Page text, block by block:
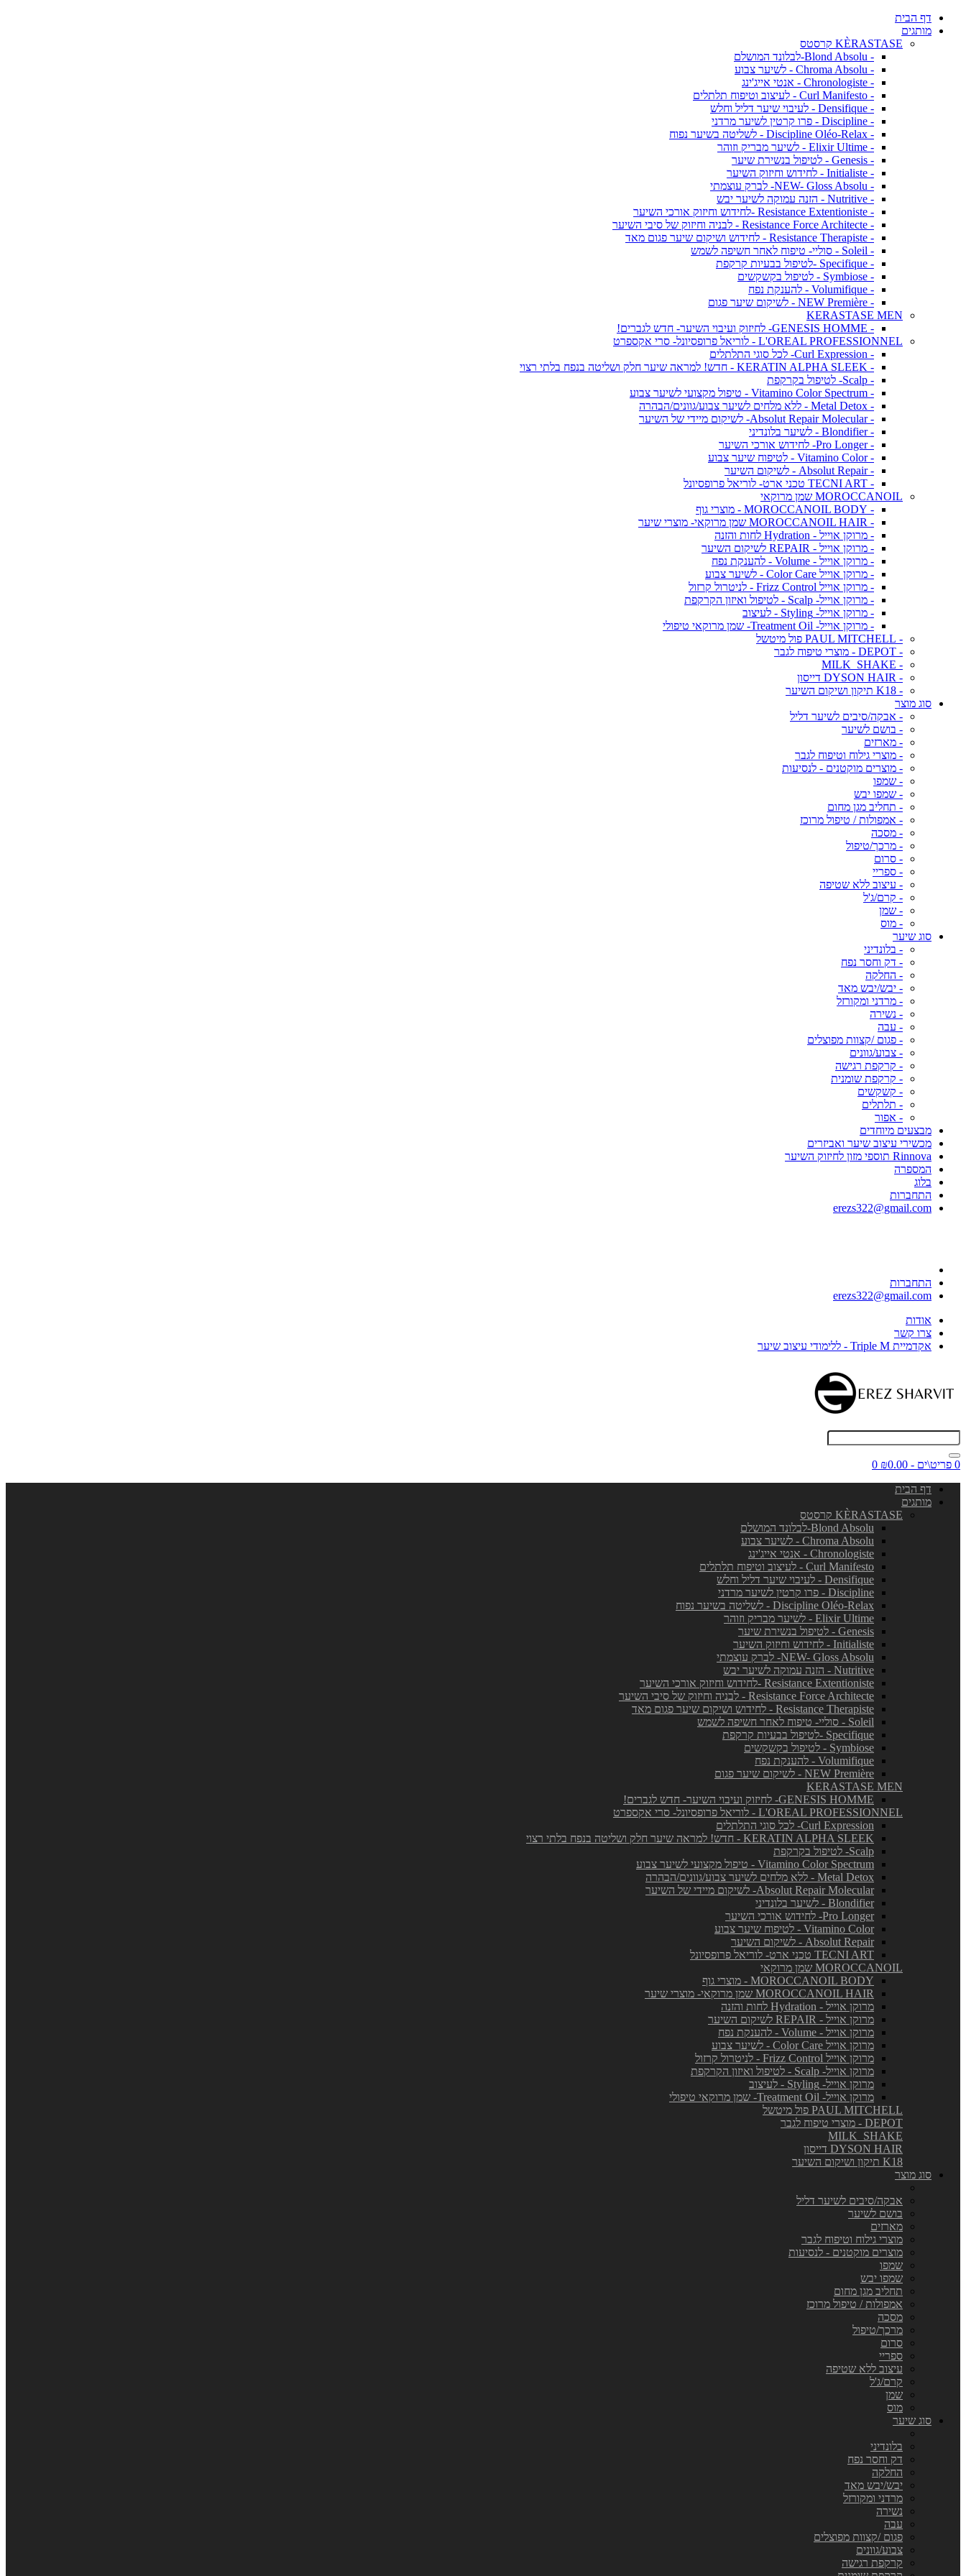
דף הבית
מותגים
KÈRASTASE קרסטס
- Blond Absolu-לבלונד המושלם
- Chroma Absolu - לשיער צבוע
- Chronologiste - אנטי אייג'ינג
- Curl Manifesto - לעיצוב וטיפוח תלתלים
- Densifique - לעיבוי שיער דליל וחלש
- Discipline - פרו קרטין לשיער מרדני
- Discipline Oléo-Relax - לשליטה בשיער נפוח
- Elixir Ultime - לשיער מבריק וזוהר
- Genesis - לטיפול בנשירת שיער
- Initialiste - לחידוש וחיזוק השיער
- NEW- Gloss Absolu- לברק עוצמתי
- Nutritive - הזנה עמוקה לשיער יבש
- Resistance Extentioniste -לחידוש וחיזוק אורכי השיער
- Resistance Force Architecte - לבניה וחיזוק של סיבי השיער
- Resistance Therapiste - לחידוש ושיקום שיער פגום מאד
- Soleil - סוליי- טיפוח לאחר חשיפה לשמש
- Specifique -לטיפול בבעיות קרקפת
- Symbiose - לטיפול בקשקשים
- Volumifique - להענקת נפח
- NEW Première - לשיקום שיער פגום
KERASTASE MEN
- GENESIS HOMME- לחיזוק ועיבוי השיער- חדש לגברים!
L'OREAL PROFESSIONNEL - לוריאל פרופסיונל- סרי אקספרט
- Curl Expression- לכל סוגי התלתלים
- KERATIN ALPHA SLEEK - חדש! למראה שיער חלק ושליטה בנפח בלתי רצוי
- Scalp- לטיפול בקרקפת
- Vitamino Color Spectrum - טיפול מקצועי לשיער צבוע
- Metal Detox - ללא מלחים לשיער צבוע/גוונים/הבהרה
- Absolut Repair Molecular- לשיקום מיידי של השיער
- Blondifier - לשיער בלונדיני
- Pro Longer- לחידוש אורכי השיער
- Vitamino Color - לטיפוח שיער צבוע
- Absolut Repair - לשיקום השיער
- TECNI ART טכני ארט- לוריאל פרופסיונל
MOROCCANOIL שמן מרוקאי
- MOROCCANOIL BODY - מוצרי גוף
- MOROCCANOIL HAIR שמן מרוקאי- מוצרי שיער
- מרוקן אוייל - Hydration לחות והזנה
- מרוקן אוייל - REPAIR לשיקום השיער
- מרוקן אוייל - Volume - להענקת נפח
- מרוקן אוייל Color Care - לשיער צבוע
- מרוקן אוייל Frizz Control - לניטרול קרזול
- מרוקן אוייל- Scalp - לטיפול ואיזון הקרקפת
- מרוקן אוייל- Styling - לעיצוב
- מרוקן אוייל- Treatment Oil- שמן מרוקאי טיפולי
- PAUL MITCHELL פול מיטשל
- DEPOT - מוצרי טיפוח לגבר
- MILK_SHAKE
- DYSON HAIR דייסון
- K18 תיקון ושיקום השיער
סוג מוצר
- אבקה/סיבים לשיער דליל
- בושם לשיער
- מארזים
- מוצרי גילוח וטיפוח לגבר
- מוצרים מוקטנים - לנסיעות
- שמפו
- שמפו יבש
- תחליב מגן מחום
- אמפולות / טיפול מרוכז
- מסכה
- מרכך/טיפול
- סרום
- ספריי
- עיצוב ללא שטיפה
- קרם/ג'ל
- שמן
- מוס
סוג שיער
- בלונדיני
- דק וחסר נפח
- החלקה
- יבש/יבש מאד
- מרדני ומקורזל
- נשירה
- עבה
- פגום /קצוות מפוצלים
- צבוע/גוונים
- קרקפת רגישה
- קרקפת שומנית
- קשקשים
- תלתלים
- אפור
מבצעים מיוחדים
מכשירי עיצוב שיער ואביזרים
Rinnova תוספי מזון לחיזוק השיער
המספרה
בלוג
התחברות
erezs322@gmail.com
התחברות
erezs322@gmail.com
אודות
צרו קשר
אקדמיית Triple M - ללימודי עיצוב שיער
0 פריט\ים - ₪0.00
0
דף הבית
מותגים
KÈRASTASE קרסטס
Blond Absolu-לבלונד המושלם
Chroma Absolu - לשיער צבוע
Chronologiste - אנטי אייג'ינג
Curl Manifesto - לעיצוב וטיפוח תלתלים
Densifique - לעיבוי שיער דליל וחלש
Discipline - פרו קרטין לשיער מרדני
Discipline Oléo-Relax - לשליטה בשיער נפוח
Elixir Ultime - לשיער מבריק וזוהר
Genesis - לטיפול בנשירת שיער
Initialiste - לחידוש וחיזוק השיער
NEW- Gloss Absolu- לברק עוצמתי
Nutritive - הזנה עמוקה לשיער יבש
Resistance Extentioniste -לחידוש וחיזוק אורכי השיער
Resistance Force Architecte - לבניה וחיזוק של סיבי השיער
Resistance Therapiste - לחידוש ושיקום שיער פגום מאד
Soleil - סוליי- טיפוח לאחר חשיפה לשמש
Specifique -לטיפול בבעיות קרקפת
Symbiose - לטיפול בקשקשים
Volumifique - להענקת נפח
NEW Première - לשיקום שיער פגום
KERASTASE MEN
GENESIS HOMME- לחיזוק ועיבוי השיער- חדש לגברים!
L'OREAL PROFESSIONNEL - לוריאל פרופסיונל- סרי אקספרט
Curl Expression- לכל סוגי התלתלים
KERATIN ALPHA SLEEK - חדש! למראה שיער חלק ושליטה בנפח בלתי רצוי
Scalp- לטיפול בקרקפת
Vitamino Color Spectrum - טיפול מקצועי לשיער צבוע
Metal Detox - ללא מלחים לשיער צבוע/גוונים/הבהרה
Absolut Repair Molecular- לשיקום מיידי של השיער
Blondifier - לשיער בלונדיני
Pro Longer- לחידוש אורכי השיער
Vitamino Color - לטיפוח שיער צבוע
Absolut Repair - לשיקום השיער
TECNI ART טכני ארט- לוריאל פרופסיונל
MOROCCANOIL שמן מרוקאי
MOROCCANOIL BODY - מוצרי גוף
MOROCCANOIL HAIR שמן מרוקאי- מוצרי שיער
מרוקן אוייל - Hydration לחות והזנה
מרוקן אוייל - REPAIR לשיקום השיער
מרוקן אוייל - Volume - להענקת נפח
מרוקן אוייל Color Care - לשיער צבוע
מרוקן אוייל Frizz Control - לניטרול קרזול
מרוקן אוייל- Scalp - לטיפול ואיזון הקרקפת
מרוקן אוייל- Styling - לעיצוב
מרוקן אוייל- Treatment Oil- שמן מרוקאי טיפולי
PAUL MITCHELL פול מיטשל
DEPOT - מוצרי טיפוח לגבר
MILK_SHAKE
DYSON HAIR דייסון
K18 תיקון ושיקום השיער
סוג מוצר
אבקה/סיבים לשיער דליל
בושם לשיער
מארזים
מוצרי גילוח וטיפוח לגבר
מוצרים מוקטנים - לנסיעות
שמפו
שמפו יבש
תחליב מגן מחום
אמפולות / טיפול מרוכז
מסכה
מרכך/טיפול
סרום
ספריי
עיצוב ללא שטיפה
קרם/ג'ל
שמן
מוס
סוג שיער
בלונדיני
דק וחסר נפח
החלקה
יבש/יבש מאד
מרדני ומקורזל
נשירה
עבה
פגום /קצוות מפוצלים
צבוע/גוונים
קרקפת רגישה